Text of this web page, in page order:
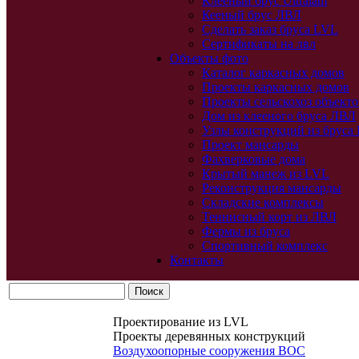
Кееный брус ЛВЛ
Сделать заказ бруса LVL
Сертификаты на лвл
Объекты фото
Каталог каркасных домов
Проекты каркасных домов
Проекты сельскохоз
Дом из клееного бруса ЛВЛ
Узлы конструкций из бруса
Проект мансарды
Фахверковые дома
Крытый манеж из LVL
Реконструкция мансарды
Складские комплексы
Теннисный корт из ЛВЛ
Фермы из бруса
Спортивный комплекс
Контакты
Проектирование из LVL
Проекты деревянных конструкций
Воздухоопорные сооружения ВОС